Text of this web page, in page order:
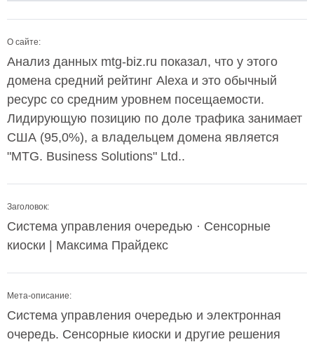
О сайте:
Анализ данных mtg-biz.ru показал, что у этого
домена средний рейтинг Alexa и это обычный
ресурс со средним уровнем посещаемости.
Лидирующую позицию по доле трафика занимает
США (95,0%), а владельцем домена является
"MTG. Business Solutions" Ltd..
Заголовок:
Система управления очередью · Сенсорные
киоски | Максима Прайдекс
Мета-описание:
Система управления очередью и электронная
очередь. Сенсорные киоски и другие решения